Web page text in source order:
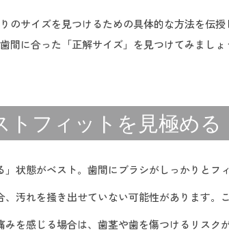
のサイズを見つけるための具体的な方法を伝
に合った「正解サイズ」を見つけてみましょ
トフィットを見極める
状態がベスト。歯間にブラシがしっかりとフ
汚れを掻き出せていない可能性があります。
を感じる場合は、歯茎や歯を傷つけるリスク